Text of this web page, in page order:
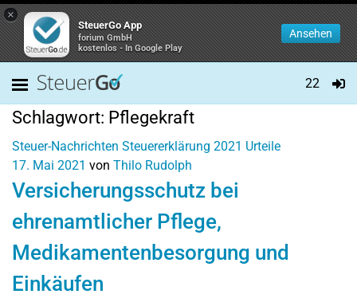
×
SteuerGo App
forium GmbH
kostenlos - In Google Play
Ansehen
22
Schlagwort: Pflegekraft
Steuer-Nachrichten Steuererklärung 2021 Urteile
17. Mai 2021 von Thilo Rudolph
Versicherungsschutz bei
ehrenamtlicher Pflege,
Medikamentenbesorgung und
Einkäufen